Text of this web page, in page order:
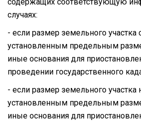
случаях:
- если размер земельного участка
установленным предельным
иные основания для
проведении государственного
- если размер земельного участка
установленным предельным
иные основания для